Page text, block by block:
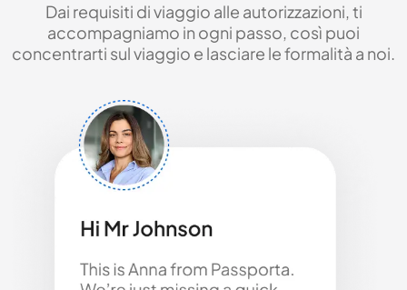
Dai requisiti di viaggio alle autorizzazioni, ti
accompagniamo in ogni passo, così puoi
concentrarti sul viaggio e lasciare le formalità a noi.